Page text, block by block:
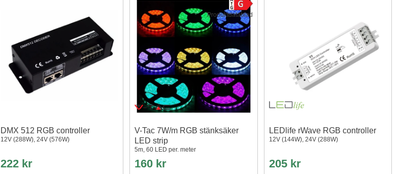
DMX 512 RGB controller
12V (288W), 24V (576W)
222 kr
Produktdatablad
V-Tac 7W/m RGB stänksäker
LED strip
5m, 60 LED per. meter
160 kr
LEDlife rWave RGB controller
12V (144W), 24V (288W)
205 kr